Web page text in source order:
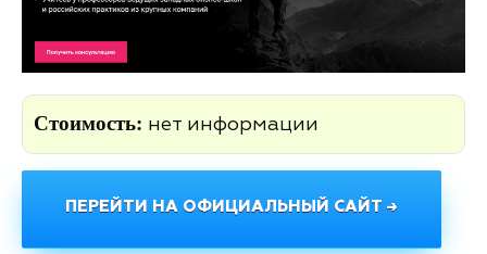
Стоимость: нет информации
ПЕРЕЙТИ НА ОФИЦИАЛЬНЫЙ САЙТ →